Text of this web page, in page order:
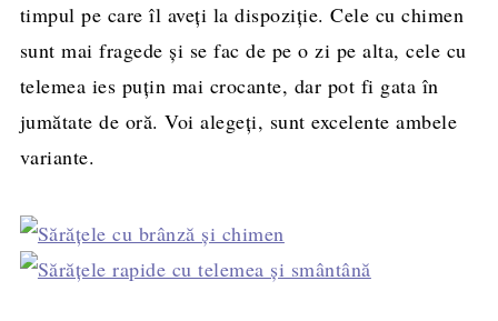
timpul pe care îl aveţi la dispoziţie. Cele cu chimen
sunt mai fragede şi se fac de pe o zi pe alta, cele cu
telemea ies puţin mai crocante, dar pot fi gata în
jumătate de oră. Voi alegeţi, sunt excelente ambele
variante.